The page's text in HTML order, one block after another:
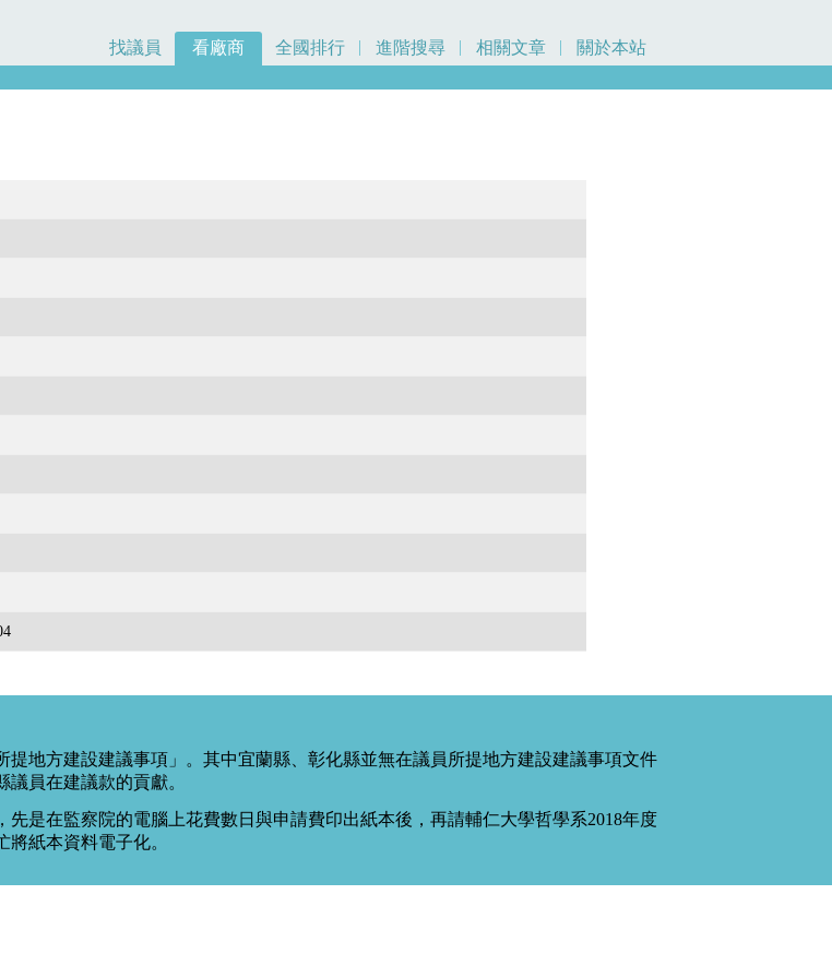
找議員 看廠商 全國排行 進階搜尋 相關文章 關於本站
提地方建設建議事項」。其中宜蘭縣、彰化縣並無在議員所提地方建設建議事項文件
員在建議款的貢獻。
是在監察院的電腦上花費數日與申請費印出紙本後，再請輔仁大學哲學系2018年度
紙本資料電子化。